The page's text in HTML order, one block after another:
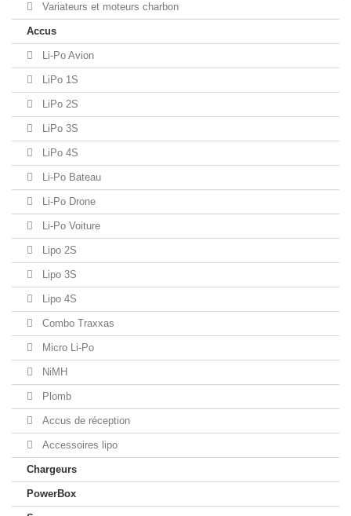
Variateurs et moteurs charbon
Accus
Li-Po Avion
LiPo 1S
LiPo 2S
LiPo 3S
LiPo 4S
Li-Po Bateau
Li-Po Drone
Li-Po Voiture
Lipo 2S
Lipo 3S
Lipo 4S
Combo Traxxas
Micro Li-Po
NiMH
Plomb
Accus de réception
Accessoires lipo
Chargeurs
PowerBox